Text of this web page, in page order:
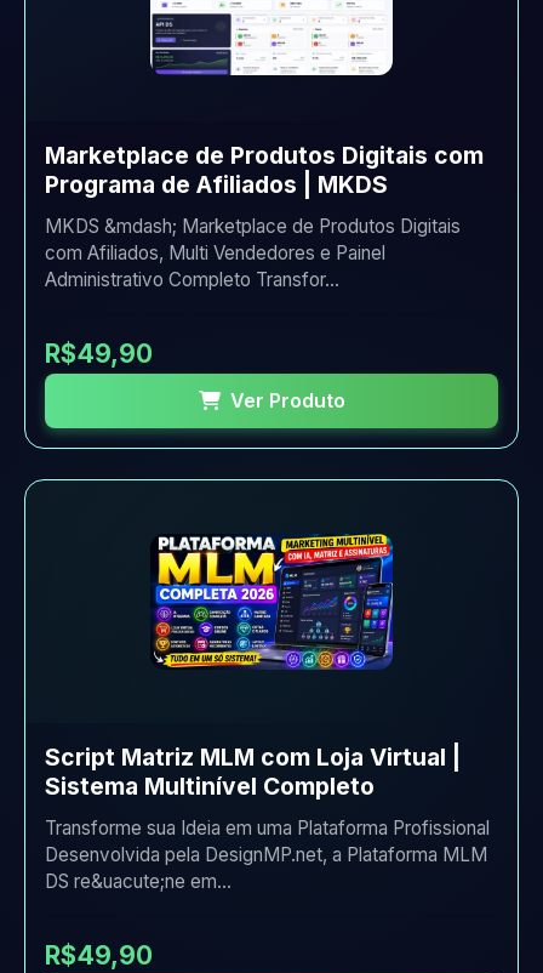
Marketplace de Produtos Digitais com
Programa de Afiliados | MKDS
MKDS &mdash; Marketplace de Produtos Digitais
com Afiliados, Multi Vendedores e Painel
Administrativo Completo Transfor...
R$49,90
Ver Produto
Script Matriz MLM com Loja Virtual |
Sistema Multinível Completo
Transforme sua Ideia em uma Plataforma Profissional
Desenvolvida pela DesignMP.net, a Plataforma MLM
DS re&uacute;ne em...
R$49,90